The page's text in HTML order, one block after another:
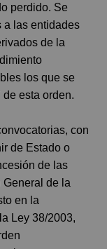
perdido. Se
a las entidades
de la
los que se
esta orden.
con
de Estado o
de las
de la
en la
Ley 38/2003,